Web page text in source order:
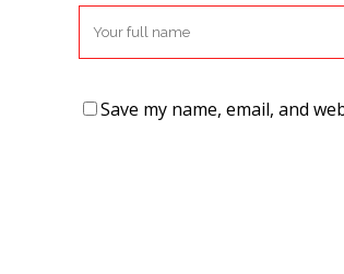
Save my name, email, and